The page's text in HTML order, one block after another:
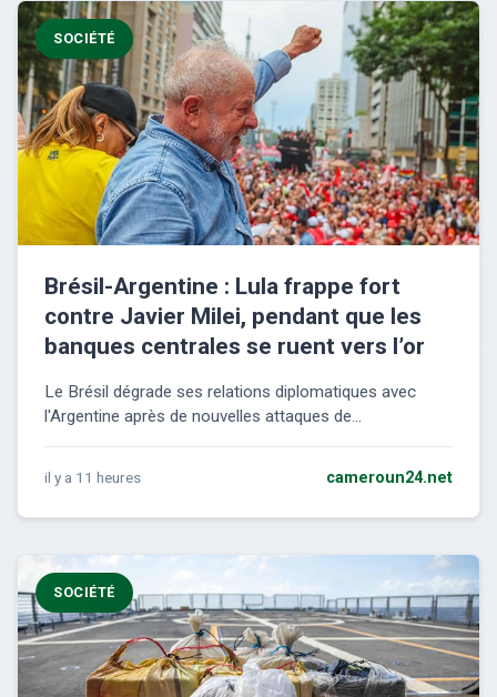
SOCIÉTÉ
Brésil-Argentine : Lula frappe fort
contre Javier Milei, pendant que les
banques centrales se ruent vers l’or
Le Brésil dégrade ses relations diplomatiques avec
l'Argentine après de nouvelles attaques de...
il y a 11 heures cameroun24.net
SOCIÉTÉ